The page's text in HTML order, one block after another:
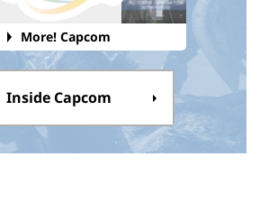
More! Capcom
Inside Capcom